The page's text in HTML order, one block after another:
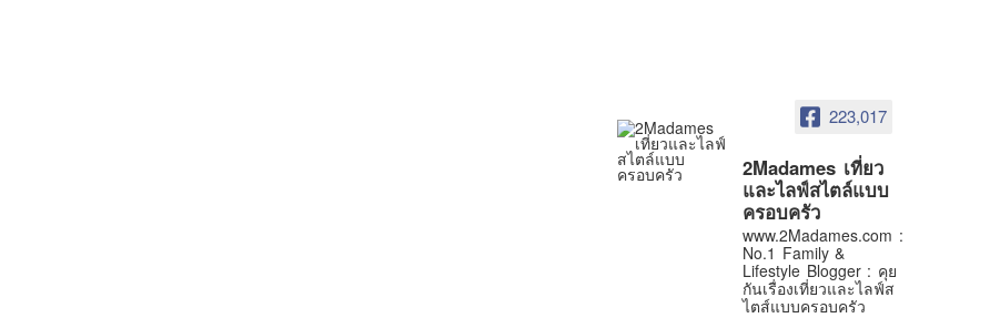
223,017
2Madames เที่ยว
และไลฟ์สไตล์แบบ
ครอบครัว
www.2Madames.com :
No.1 Family &
Lifestyle Blogger : คุย
กันเรื่องเที่ยวและไลฟ์ส
ไตส์แบบครอบครัว